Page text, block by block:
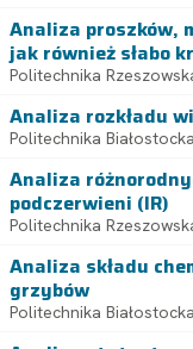
Analiza proszków,
jak również słabo
Politechnika
Analiza rozkładu
Politechnika Białostocka
Analiza
podczerwieni (IR)
Politechnika
Analiza składu
grzybów
Politechnika Białostocka